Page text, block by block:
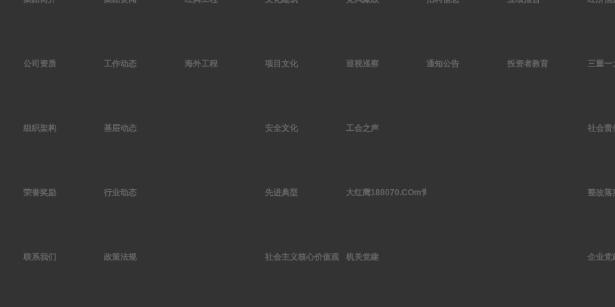
公司资质
组织架构
荣誉奖励
联系我们
工作动态
基层动态
行业动态
政策法规
海外工程 项目文化
安全文化
先进典型
社会主义核心价值观
巡视巡察
工会之声
大红鹰188070.COm青年
机关党建
通知公告 投资者教育 三重一
社会责
整改落
企业党